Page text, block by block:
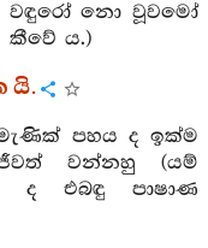
වඳුරෝ නො වූවමෝ
කීවේ ය.)
යි.
පහය ද ඉක්ම
වන්නහු (යම්
ද එබඳු පාෂාණ